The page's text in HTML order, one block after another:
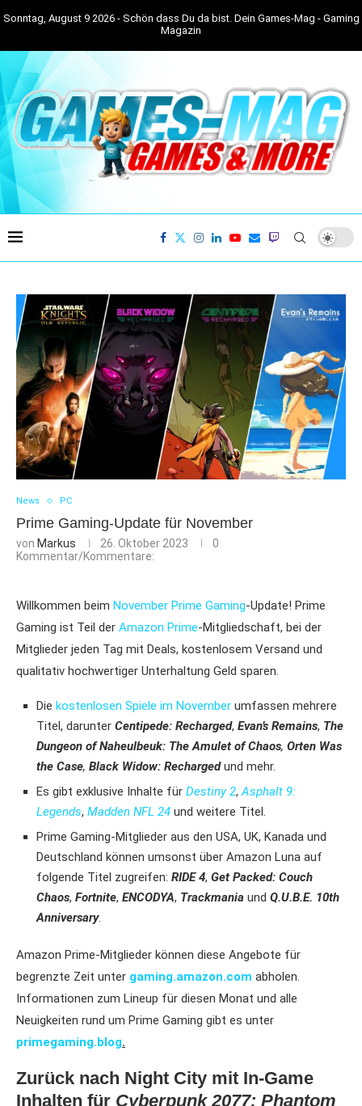
Sonntag, August 9 2026 - Schön dass Du da bist. Dein Games-Mag - Gaming
Magazin
News PC
Prime Gaming-Update für November
von Markus 26. Oktober 2023
0
Kommentar/Kommentare:
Willkommen beim November Prime Gaming-Update! Prime
Gaming ist Teil der Amazon Prime-Mitgliedschaft, bei der
Mitglieder jeden Tag mit Deals, kostenlosem Versand und
qualitativ hochwertiger Unterhaltung Geld sparen.
Die kostenlosen Spiele im November umfassen mehrere
Titel, darunter Centipede: Recharged, Evan’s Remains, The
Dungeon of Naheulbeuk: The Amulet of Chaos, Orten Was
the Case, Black Widow: Rechargedund mehr.
Es gibt exklusive Inhalte für Destiny 2,Asphalt 9:
Legends, Madden NFL 24 und weitere Titel.
Prime Gaming-Mitglieder aus den USA, UK, Kanada und
Deutschland können umsonst über Amazon Luna auf
folgende Titel zugreifen: RIDE 4, Get Packed: Couch
Chaos, Fortnite, ENCODYA, Trackmania und Q.U.B.E. 10th
Anniversary.
Amazon Prime-Mitglieder können diese Angebote für
begrenzte Zeit unter gaming.amazon.com abholen.
Informationen zum Lineup für diesen Monat und alle
Neuigkeiten rund um Prime Gaming gibt es unter
primegaming.blog.
Zurück nach Night City mit In-Game
Inhalten für Cyberpunk 2077: Phantom